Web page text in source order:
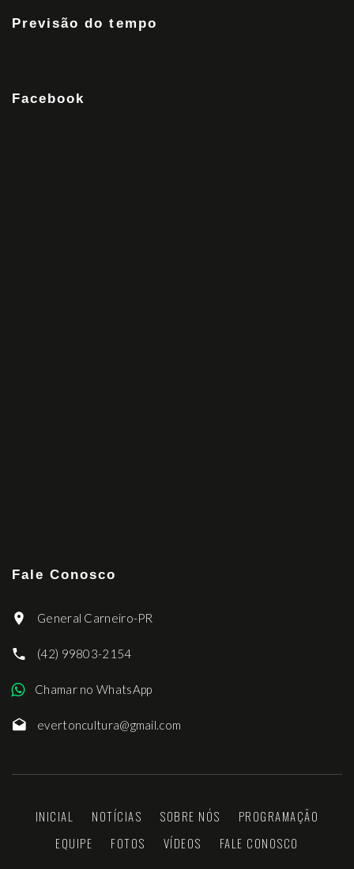
Previsão do tempo
Facebook
Fale Conosco
General Carneiro-PR
(42) 99803-2154
Chamar no WhatsApp
evertoncultura@gmail.com
INICIAL NOTÍCIAS SOBRE NÓS
PROGRAMAÇÃO
EQUIPE
FOTOS VÍDEOS FALE CONOSCO